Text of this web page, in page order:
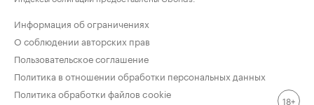
Информация об ограничениях
О соблюдении авторских прав
Пользовательское соглашение
Политика в отношении обработки персональных данных
Политика обработки файлов cookie
18+